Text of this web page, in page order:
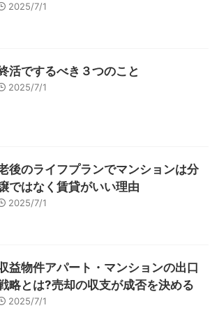
2025/7/1
活でするべき３つのこと
2025/7/1
後のライフプランでマンションは分
ではなく賃貸がいい理由
2025/7/1
益物件アパート・マンションの出口
略とは?売却の収支が成否を決める
2025/7/1